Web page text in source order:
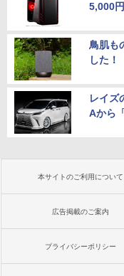
5,000
鳥肌も
した！
レイズ
Aから
本サイトのご利用について
広告掲載のご案内
プライバシーポリシー